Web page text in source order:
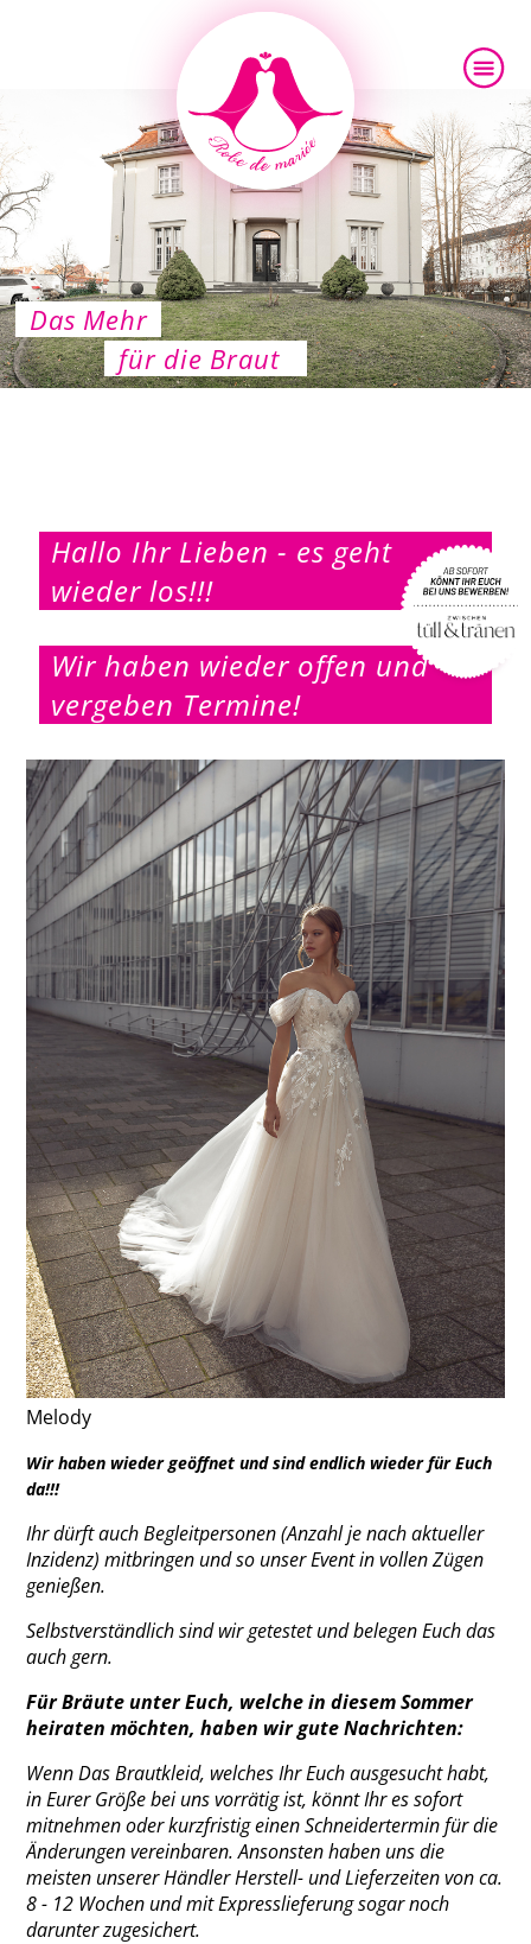
Das Mehr
für die Braut
Hallo Ihr Lieben - es geht
wieder los!!!
Wir haben wieder offen und
vergeben Termine!
Melody
Wir haben wieder geöffnet und sind endlich wieder für Euch
da!!!
Ihr dürft auch Begleitpersonen (Anzahl je nach aktueller
Inzidenz) mitbringen und so unser Event in vollen Zügen
genießen.
Selbstverständlich sind wir getestet und belegen Euch das
auch gern.
Für Bräute unter Euch, welche in diesem Sommer
heiraten möchten, haben wir gute Nachrichten:
Wenn Das Brautkleid, welches Ihr Euch ausgesucht habt,
in Eurer Größe bei uns vorrätig ist, könnt Ihr es sofort
mitnehmen oder kurzfristig einen Schneidertermin für die
Änderungen vereinbaren. Ansonsten haben uns die
meisten unserer Händler Herstell- und Lieferzeiten von ca.
8 - 12 Wochen und mit Expresslieferung sogar noch
darunter zugesichert.